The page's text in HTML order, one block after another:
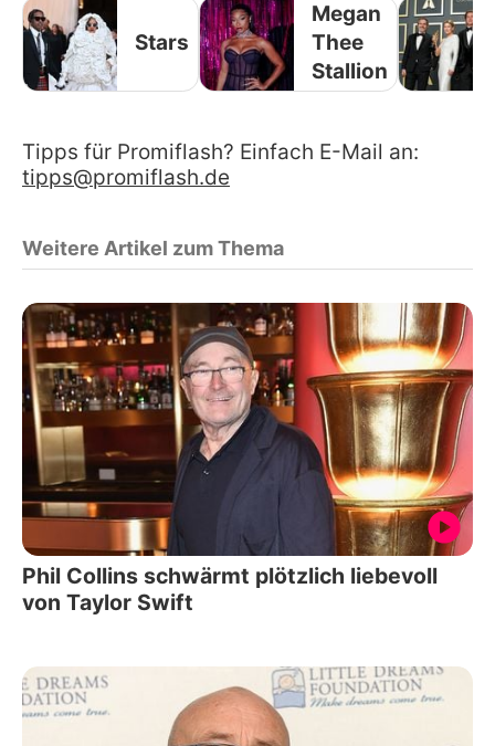
Stars
Megan
Thee
Stallion
Tipps für Promiflash? Einfach E-Mail an:
tipps@promiflash.de
Weitere Artikel zum Thema
Phil Collins schwärmt plötzlich liebevoll
von Taylor Swift